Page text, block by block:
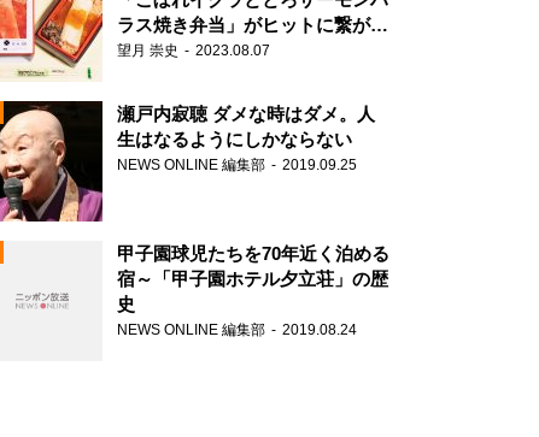
ラス焼き弁当」がヒットに繋がっ
た理由
望月 崇史 2023.08.07
瀬戸内寂聴 ダメな時はダメ。人
生はなるようにしかならない
NEWS ONLINE 編集部 2019.09.25
甲子園球児たちを70年近く泊める
宿～「甲子園ホテル夕立荘」の歴
史
NEWS ONLINE 編集部 2019.08.24